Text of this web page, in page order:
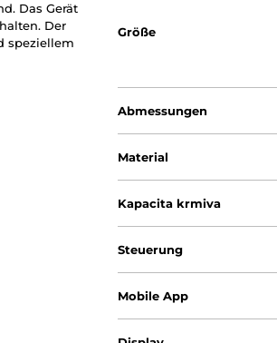
Das Gerät
Der
speziellem
Größe
Abmessungen
Material
Kapacita krmiva
Steuerung
Mobile App